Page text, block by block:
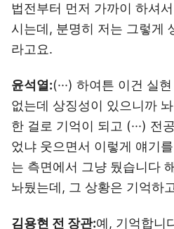
법전부터 먼저 가까이 하셔
시는데, 분명히 저는 그렇게
라고요.
윤석열:(···) 하여튼 이건 실
없는데 상징성이 있으니까
한 걸로 기억이 되고 (···) 전
었냐 웃으면서 이렇게 얘기
는 측면에서 그냥 뒀습니다
놔뒀는데, 그 상황은 기억하
김용현 전 장관:예, 기억합니